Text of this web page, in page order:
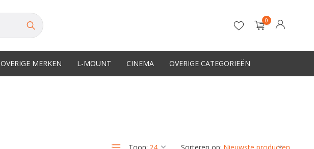
0
OVERIGE MERKEN L-MOUNT CINEMA OVERIGE CATEGORIEËN